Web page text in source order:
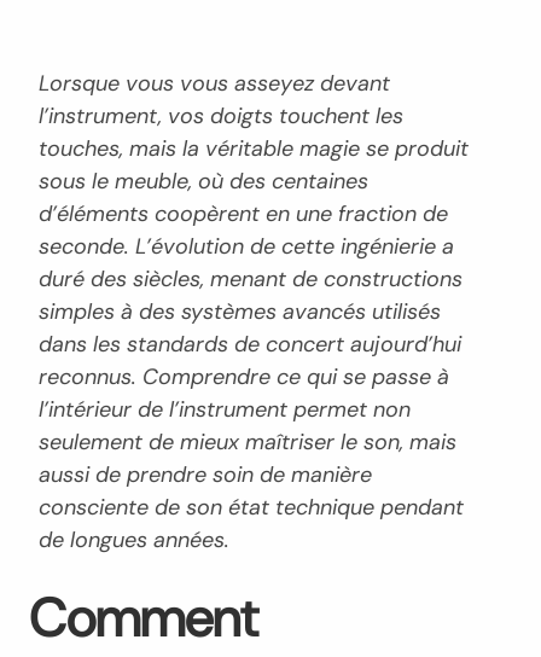
Lorsque vous vous asseyez devant
l’instrument, vos doigts touchent les
touches, mais la véritable magie se produit
sous le meuble, où des centaines
d’éléments coopèrent en une fraction de
seconde. L’évolution de cette ingénierie a
duré des siècles, menant de constructions
simples à des systèmes avancés utilisés
dans les standards de concert aujourd’hui
reconnus. Comprendre ce qui se passe à
l’intérieur de l’instrument permet non
seulement de mieux maîtriser le son, mais
aussi de prendre soin de manière
consciente de son état technique pendant
de longues années.
Comment